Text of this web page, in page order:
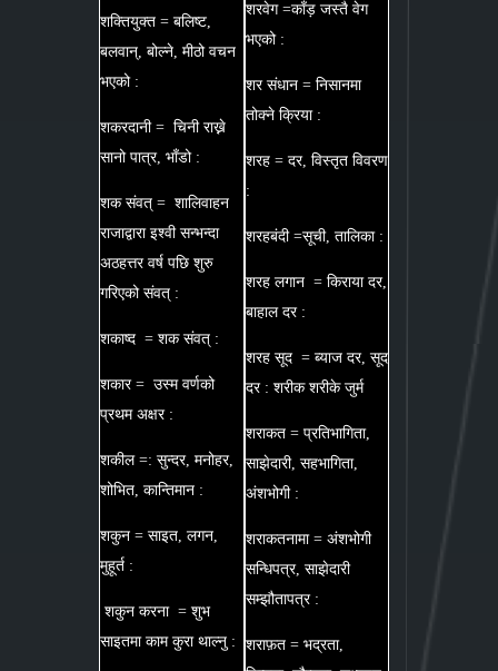
शक्तियुक्त = बलिष्ट,
बलवान्, बोल्ने, मीठो वचन
भएको :
शकरदानी = चिनी राख्ने
सानो पात्र, भाँडो :
शक संवत् = शालिवाहन
राजाद्वारा इश्वी सन्भन्दा
अठहत्तर वर्ष पछि शुरु
गरिएको संवत् :
शकाष्द = शक संवत् :
शकार = उस्म वर्णको
प्रथम अक्षर :
शकील =: सुन्दर, मनोहर,
शोभित, कान्तिमान :
शकुन = साइत, लगन,
मुहूर्त :
शकुन करना = शुभ
साइतमा काम कुरा थाल्नु :
शरवेग =काँड़ जस्तै वेग
भएको :
शर संधान = निसानमा
तोक्ने क्रिया :
शरह = दर, विस्तृत विवरण
:
शरहबंदी =सूची, तालिका :
शरह लगान = किराया दर,
बाहाल दर :
शरह सूद = ब्याज दर, सूद
दर : शरीक शरीके जुर्म
शराकत = प्रतिभागिता,
साझेदारी, सहभागिता,
अंशभोगी :
शराकतनामा = अंशभोगी
सन्धिपत्र, साझेदारी
सम्झौतापत्र :
शराफ़त = भद्रता,